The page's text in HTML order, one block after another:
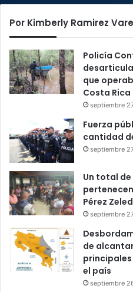
Por Kimberly Ramirez
Policía
que
Costa Rica
septiembre
Fuerza
cantidad
septiembre
Un total
Pérez
septiembre
de
principales
el país
septiembre